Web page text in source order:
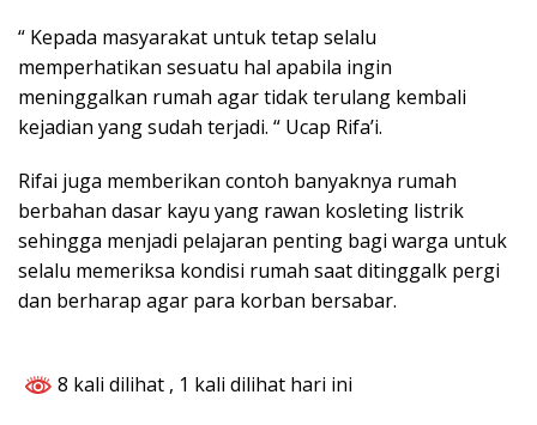
“ Kepada masyarakat untuk tetap selalu
memperhatikan sesuatu hal apabila ingin
meninggalkan rumah agar tidak terulang kembali
kejadian yang sudah terjadi. “ Ucap Rifa’i.
Rifai juga memberikan contoh banyaknya rumah
berbahan dasar kayu yang rawan kosleting listrik
sehingga menjadi pelajaran penting bagi warga untuk
selalu memeriksa kondisi rumah saat ditinggalk pergi
dan berharap agar para korban bersabar.
8 kali dilihat , 1 kali dilihat hari ini